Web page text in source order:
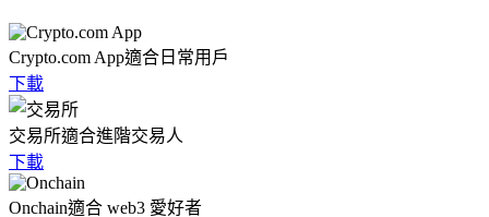
Crypto.com App適合日常用戶
下載
交易所適合進階交易人
下載
Onchain適合 web3 愛好者